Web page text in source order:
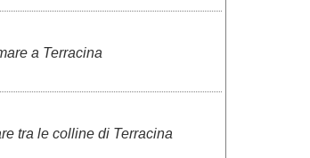
a Terracina
tra le colline di Terracina